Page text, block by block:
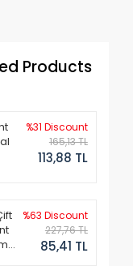
Products
%31 Discount
165,13 TL
113,88 TL
%63 Discount
227,76 TL
85,41 TL